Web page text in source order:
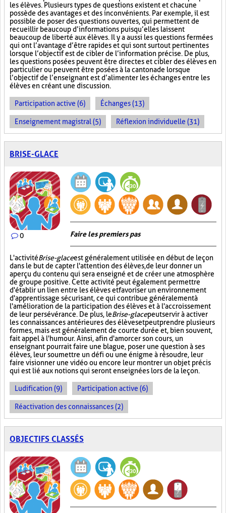
les élèves. Plusieurs types de questions existent et chacune
possède des avantages et des inconvénients. Par exemple, il est
possible de poser des questions ouvertes, qui permettent de
recueillir beaucoup d’informations puisqu’elles laissent
beaucoup de liberté aux élèves. Il y a aussi les questions fermées
qui ont l’avantage d’être rapides et qui sont surtout pertinentes
lorsque l’objectif est de cibler de l’information précise. De plus,
les questions posées peuvent être directes et cibler des élèves en
particulier ou peuvent être posées à la cantonade lorsque
l’objectif de l’enseignant est d’alimenter les échanges entre les
élèves en créant une discussion.
Participation active (6) Échanges (13)
Enseignement magistral (5) Réflexion individuelle (31)
BRISE-GLACE
0 Faire les premiers pas
L'activitéBrise-glaceest généralement utilisée en début de leçon
dans le but de capter l'attention des élèves, de leur donner un
aperçu du contenu qui sera enseigné et de créer une atmosphère
de groupe positive. Cette activité peut également permettre
d'établir un lien entre les élèves et favoriser un environnement
d'apprentissage sécurisant, ce qui contribue généralement à
l'amélioration de la participation des élèves et à l'accroissement
de leur persévérance. De plus, leBrise-glacepeut servir à activer
les connaissances antérieures des élèves et peut prendre plusieurs
formes, mais est généralement de courte durée et, bien souvent,
fait appel à l'humour. Ainsi, afin d'amorcer son cours, un
enseignant pourrait faire une blague, poser une question à ses
élèves, leur soumettre un défi ou une énigme à résoudre, leur
faire visionner une vidéo ou encore leur montrer un objet précis
qui est lié aux notions qui seront enseignées lors de la leçon.
Ludification (9) Participation active (6)
Réactivation des connaissances (2)
OBJECTIFS CLASSÉS